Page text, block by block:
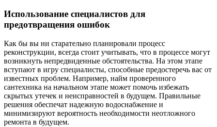
Использование специалистов для
предотвращения ошибок
Как бы вы ни старательно планировали процесс
реконструкции, всегда стоит учитывать, что в процессе могут
возникнуть непредвиденные обстоятельства. На этом этапе
вступают в игру специалисты, способные предостеречь вас от
известных проблем. Например, найм проверенного
сантехника на начальном этапе может помочь избежать
скрытых утечек и неисправностей в будущем. Правильные
решения обеспечат надежную водоснабжение и
минимизируют вероятность необходимости неотложного
ремонта в будущем.